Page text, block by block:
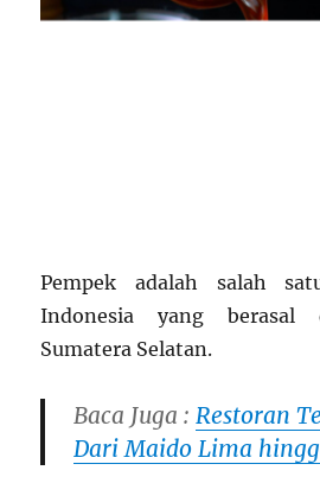
Pempek adalah salah
Indonesia yang berasal
Sumatera Selatan.
Baca Juga : Restoran
Dari Maido Lima